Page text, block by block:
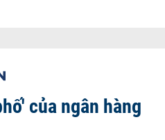
của ngân hàng